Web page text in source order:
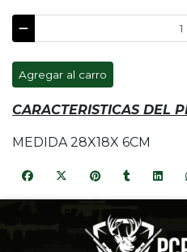
Agregar al carro
CARACTERISTICAS DEL
MEDIDA 28X18X 6CM